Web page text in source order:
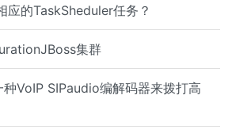
应的TaskSheduler任务？
集群
VoIP SIPaudio编解码器来拨打高